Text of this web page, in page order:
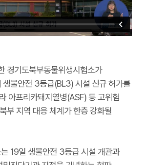
경기도북부동물위생시험소가
생물안전 3등급(BL3) 시설 신규 허가를
아프리카돼지열병(ASF) 등 고위험
부 지역 대응 체계가 한층 강화될
19일 생물안전 3등급 시설 개관과